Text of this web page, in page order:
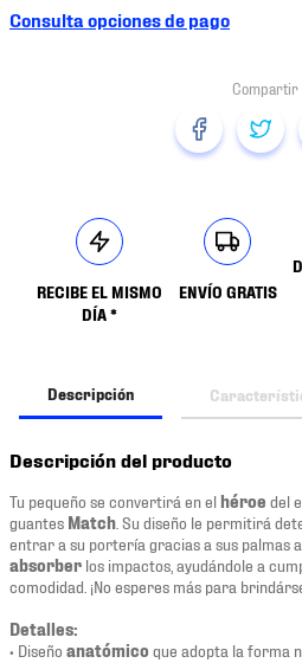
Consulta opciones de pago
RECIBE EL MISMO
DÍA *
ENVÍO GRATIS
Descripción
Descripción del producto
Tu pequeño se convertirá en elhéroe del
guantes Match . Su diseño le permitirá
entrar a su portería gracias a sus palmas
absorber los impactos, ayudándole a
comodidad. ¡No esperes más para
Detalles:
• Diseño anatómico que adopta la forma